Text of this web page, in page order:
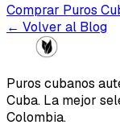
Comprar Puros
← Volver al Blog
Puros cubanos
Cuba. La mejor
Colombia.